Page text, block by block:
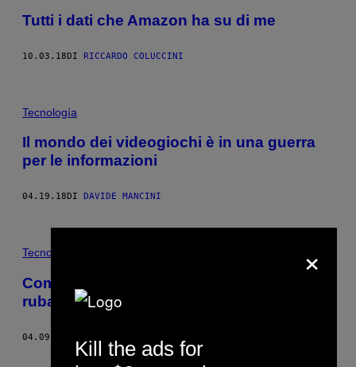
Tutti i dati che Amazon ha su di me
10.03.18DI RICCARDO COLUCCINI
Tecnología
Il mondo dei videogiochi è in una guerra
per le informazioni
04.19.18 DI DAVIDE MANCINI
Tecnología
Come sapere se Cambridge Analytica ha
rubato i tuoi dati
04.09.18
×
Kill the ads for